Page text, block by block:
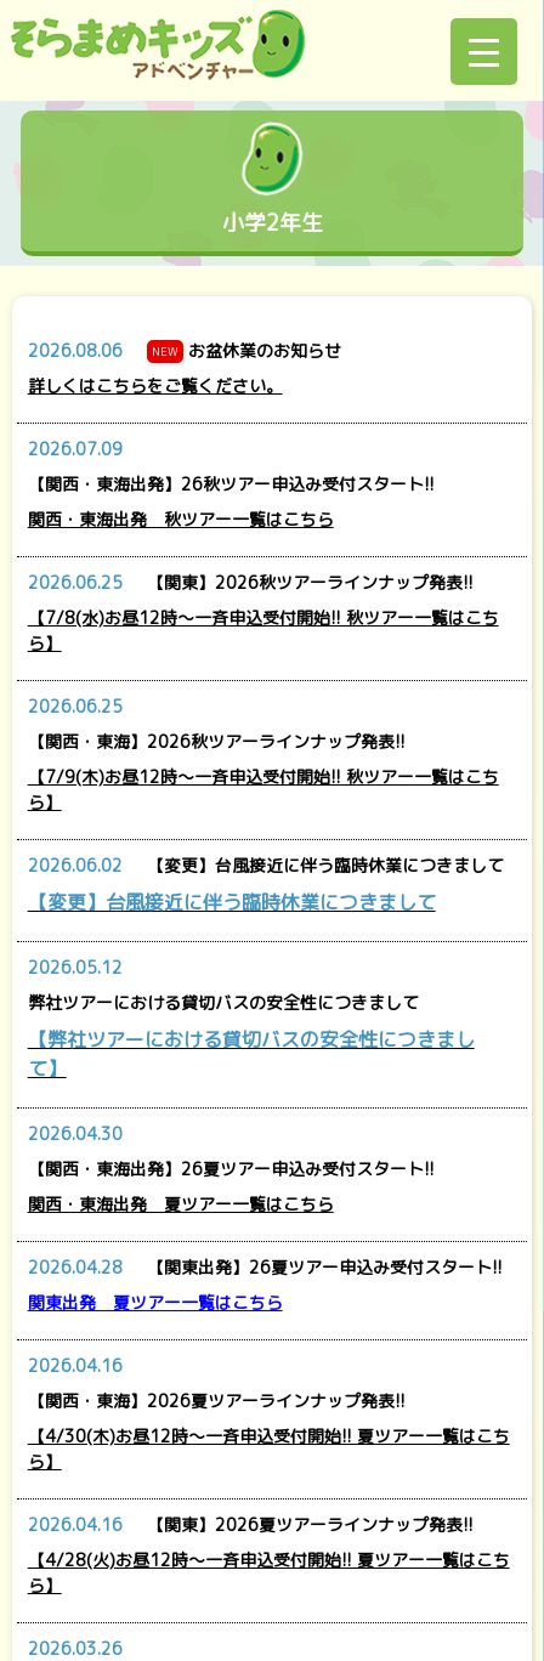
小学2年生
2026.08.06 NEW
お盆休業のお知らせ
詳しくはこちらをご覧ください。
2026.07.09
【関西・東海出発】26秋ツアー申込み受付スタート!!
関西・東海出発 秋ツアー一覧はこちら
2026.06.25
【関東】2026秋ツアーラインナップ発表!!
【7/8(水)お昼12時～一斉申込受付開始!! 秋ツアー一覧はこち
ら】
2026.06.25
【関西・東海】2026秋ツアーラインナップ発表!!
【7/9(木)お昼12時～一斉申込受付開始!! 秋ツアー一覧はこち
ら】
2026.06.02 【変更】台風接近に伴う臨時休業につきまして
【変更】台風接近に伴う臨時休業につきまして
2026.05.12
弊社ツアーにおける貸切バスの安全性につきまして
【弊社ツアーにおける貸切バスの安全性につきまし
て】
2026.04.30
【関西・東海出発】26夏ツアー申込み受付スタート!!
関西・東海出発 夏ツアー一覧はこちら
2026.04.28
【関東出発】26夏ツアー申込み受付スタート!!
関東出発 夏ツアー一覧はこちら
2026.04.16
【関西・東海】2026夏ツアーラインナップ発表!!
【4/30(木)お昼12時～一斉申込受付開始!! 夏ツアー一覧はこち
ら】
2026.04.16
【関東】2026夏ツアーラインナップ発表!!
【4/28(火)お昼12時～一斉申込受付開始!! 夏ツアー一覧はこち
ら】
2026.03.26